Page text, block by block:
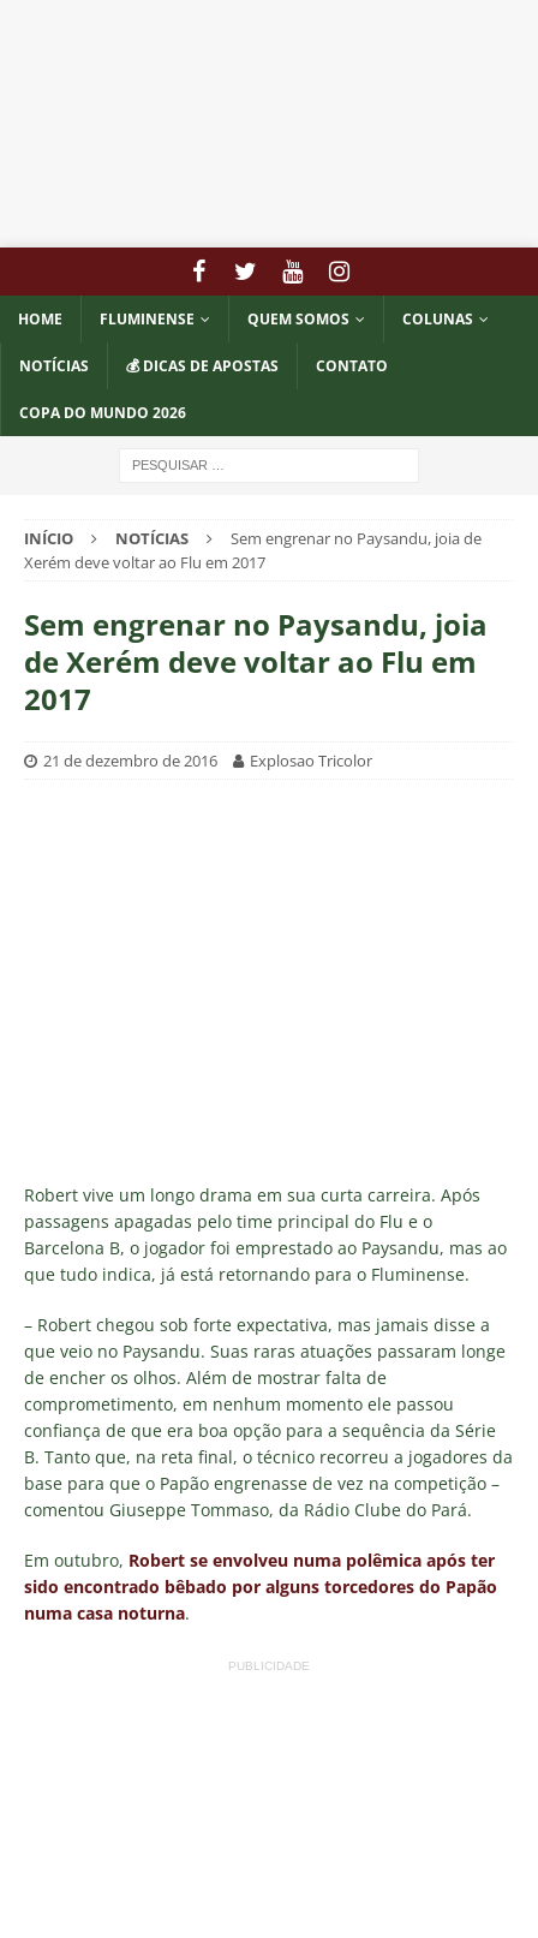
HOME FLUMINENSE QUEM SOMOS COLUNAS
NOTÍCIAS 💰 DICAS DE APOSTAS CONTATO
COPA DO MUNDO 2026
INÍCIO NOTÍCIAS
Sem engrenar no Paysandu, joia de
Xerém deve voltar ao Flu em 2017
Sem engrenar no Paysandu, joia
de Xerém deve voltar ao Flu em
2017
21 de dezembro de 2016 Explosao Tricolor
Robert vive um longo drama em sua curta carreira. Após
passagens apagadas pelo time principal do Flu e o
Barcelona B, o jogador foi emprestado ao Paysandu, mas ao
que tudo indica, já está retornando para o Fluminense.
– Robert chegou sob forte expectativa, mas jamais disse a
que veio no Paysandu. Suas raras atuações passaram longe
de encher os olhos. Além de mostrar falta de
comprometimento, em nenhum momento ele passou
confiança de que era boa opção para a sequência da Série
B. Tanto que, na reta final, o técnico recorreu a jogadores da
base para que o Papão engrenasse de vez na competição –
comentou Giuseppe Tommaso, da Rádio Clube do Pará.
Em outubro, Robert se envolveu numa polêmica após ter
sido encontrado bêbado por alguns torcedores do Papão
numa casa noturna.
PUBLICIDADE